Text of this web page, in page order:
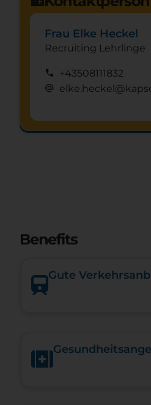
Frau Elke Heckel
Recruiting Lehrlinge
call +43508111832
alternate_email
Benefits
Gute